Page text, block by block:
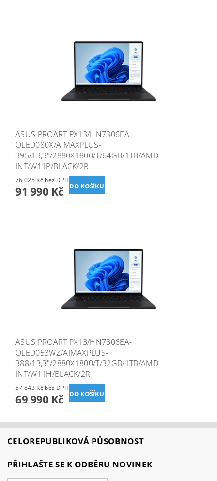
ASUS PROART PX13/HN7306EA-
OLED080X/AIMAXPLUS-
395/13,3"/2880X1800/T/64GB/1TB/AMD
INT/W11P/BLACK/2R
76 025 Kč bez DPH
91 990 Kč
ASUS PROART PX13/HN7306EA-
OLED053WZ/AIMAXPLUS-
388/13,3"/2880X1800/T/32GB/1TB/AMD
INT/W11H/BLACK/2R
57 843 Kč bez DPH
69 990 Kč
CELOREPUBLIKOVÁ PŮSOBNOST
PŘIHLAŠTE SE K ODBĚRU NOVINEK